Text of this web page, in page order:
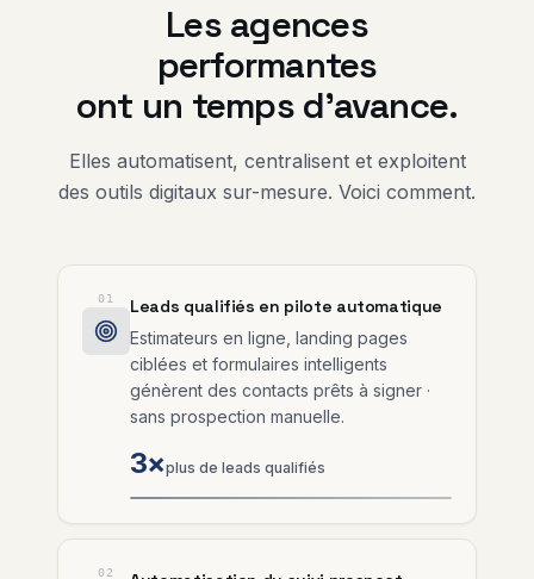
Les agences
performantes
ont un temps d'avance.
Elles automatisent, centralisent et exploitent
des outils digitaux sur-mesure. Voici comment.
01 Leads qualifiés en pilote automatique
Estimateurs en ligne, landing pages
ciblées et formulaires intelligents
génèrent des contacts prêts à signer ·
sans prospection manuelle.
3×plus de leads qualifiés
02